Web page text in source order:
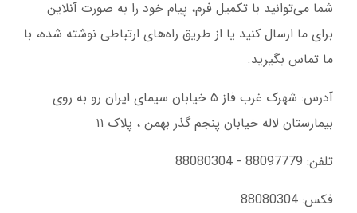
شما می‌توانید با تکمیل فرم، پیام خود را به صورت آنلاین
برای ما ارسال کنید یا از طریق راه‌های ارتباطی نوشته شده، با
ما تماس بگیرید.
آدرس: شهرک غرب فاز ۵ خیابان سیمای ایران رو به روی
بیمارستان لاله خیابان پنجم گذر بهمن ، پلاک ۱۱
تلفن: 88097779 - 88080304
فکس: 88080304